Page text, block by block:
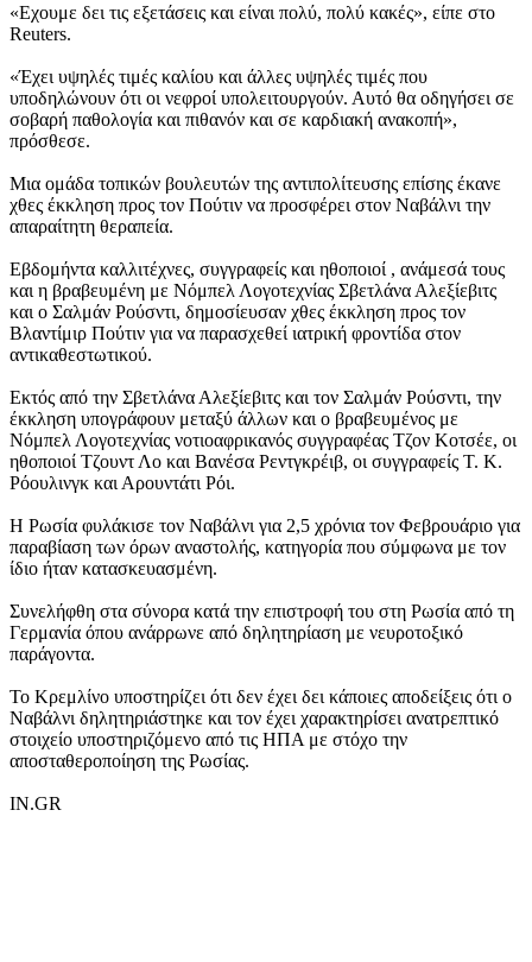
«Εχουμε δει τις εξετάσεις και είναι πολύ, πολύ κακές», είπε στο
Reuters.
«Έχει υψηλές τιμές καλίου και άλλες υψηλές τιμές που
υποδηλώνουν ότι οι νεφροί υπολειτουργούν. Αυτό θα οδηγήσει σε
σοβαρή παθολογία και πιθανόν και σε καρδιακή ανακοπή»,
πρόσθεσε.
Μια ομάδα τοπικών βουλευτών της αντιπολίτευσης επίσης έκανε
χθες έκκληση προς τον Πούτιν να προσφέρει στον Ναβάλνι την
απαραίτητη θεραπεία.
Εβδομήντα καλλιτέχνες, συγγραφείς και ηθοποιοί , ανάμεσά τους
και η βραβευμένη με Νόμπελ Λογοτεχνίας Σβετλάνα Αλεξίεβιτς
και ο Σαλμάν Ρούσντι, δημοσίευσαν χθες έκκληση προς τον
Βλαντίμιρ Πούτιν για να παρασχεθεί ιατρική φροντίδα στον
αντικαθεστωτικού.
Εκτός από την Σβετλάνα Αλεξίεβιτς και τον Σαλμάν Ρούσντι, την
έκκληση υπογράφουν μεταξύ άλλων και ο βραβευμένος με
Νόμπελ Λογοτεχνίας νοτιοαφρικανός συγγραφέας Τζον Κοτσέε, οι
ηθοποιοί Τζουντ Λο και Βανέσα Ρεντγκρέιβ, οι συγγραφείς Τ. Κ.
Ρόουλινγκ και Αρουντάτι Ρόι.
Η Ρωσία φυλάκισε τον Ναβάλνι για 2,5 χρόνια τον Φεβρουάριο για
παραβίαση των όρων αναστολής, κατηγορία που σύμφωνα με τον
ίδιο ήταν κατασκευασμένη.
Συνελήφθη στα σύνορα κατά την επιστροφή του στη Ρωσία από τη
Γερμανία όπου ανάρρωνε από δηλητηρίαση με νευροτοξικό
παράγοντα.
Το Κρεμλίνο υποστηρίζει ότι δεν έχει δει κάποιες αποδείξεις ότι ο
Ναβάλνι δηλητηριάστηκε και τον έχει χαρακτηρίσει ανατρεπτικό
στοιχείο υποστηριζόμενο από τις ΗΠΑ με στόχο την
αποσταθεροποίηση της Ρωσίας.
IN.GR